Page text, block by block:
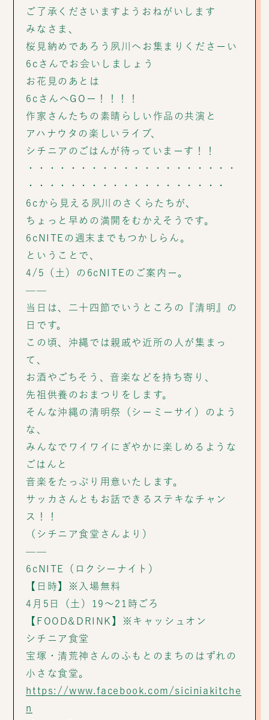
ご了承くださいますようおねがいします
みなさま、
桜見納めであろう夙川へお集まりくださーい
6cさんでお会いしましょう
お花見のあとは
6cさんへGOー！！！！
作家さんたちの素晴らしい作品の共演と
アハナウタの楽しいライブ、
シチニアのごはんが待っていまーす！！
・・・・・・・・・・・・・・・・・・・・
・・・・・・・・・・・・・・・・・・・
6cから見える夙川のさくらたちが、
ちょっと早めの満開をむかえそうです。
6cNITEの週末までもつかしらん。
ということで、
4/5（土）の6cNITEのご案内ー。
——
当日は、二十四節でいうところの『清明』の
日です。
この頃、沖縄では親戚や近所の人が集まっ
て、
お酒やごちそう、音楽などを持ち寄り、
先祖供養のおまつりをします。
そんな沖縄の清明祭（シーミーサイ）のよう
な、
みんなでワイワイにぎやかに楽しめるような
ごはんと
音楽をたっぷり用意いたします。
サッカさんともお話できるステキなチャン
ス！！
（シチニア食堂さんより）
——
6cNITE（ロクシーナイト）
【日時】※入場無料
4月5日（土）19～21時ごろ
【FOOD&DRINK】※キャッシュオン
シチニア食堂
宝塚・清荒神さんのふもとのまちのはずれの
小さな食堂。
https://www.facebook.com/siciniakitche
n